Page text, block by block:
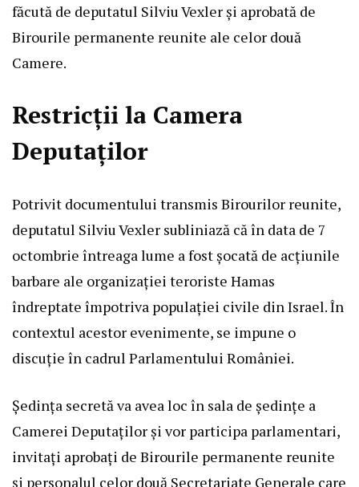
făcută de deputatul Silviu Vexler și aprobată de
Birourile permanente reunite ale celor două
Camere.
Restricții la Camera
Deputaților
Potrivit documentului transmis Birourilor reunite,
deputatul Silviu Vexler subliniază că în data de 7
octombrie întreaga lume a fost șocată de acțiunile
barbare ale organizației teroriste Hamas
îndreptate împotriva populației civile din Israel. În
contextul acestor evenimente, se impune o
discuție în cadrul Parlamentului României.
Ședința secretă va avea loc în sala de ședințe a
Camerei Deputaților și vor participa parlamentari,
invitați aprobați de Birourile permanente reunite
și personalul celor două Secretariate Generale care